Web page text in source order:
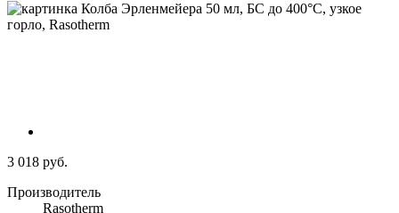
3 018 руб.
Производитель
Rasotherm